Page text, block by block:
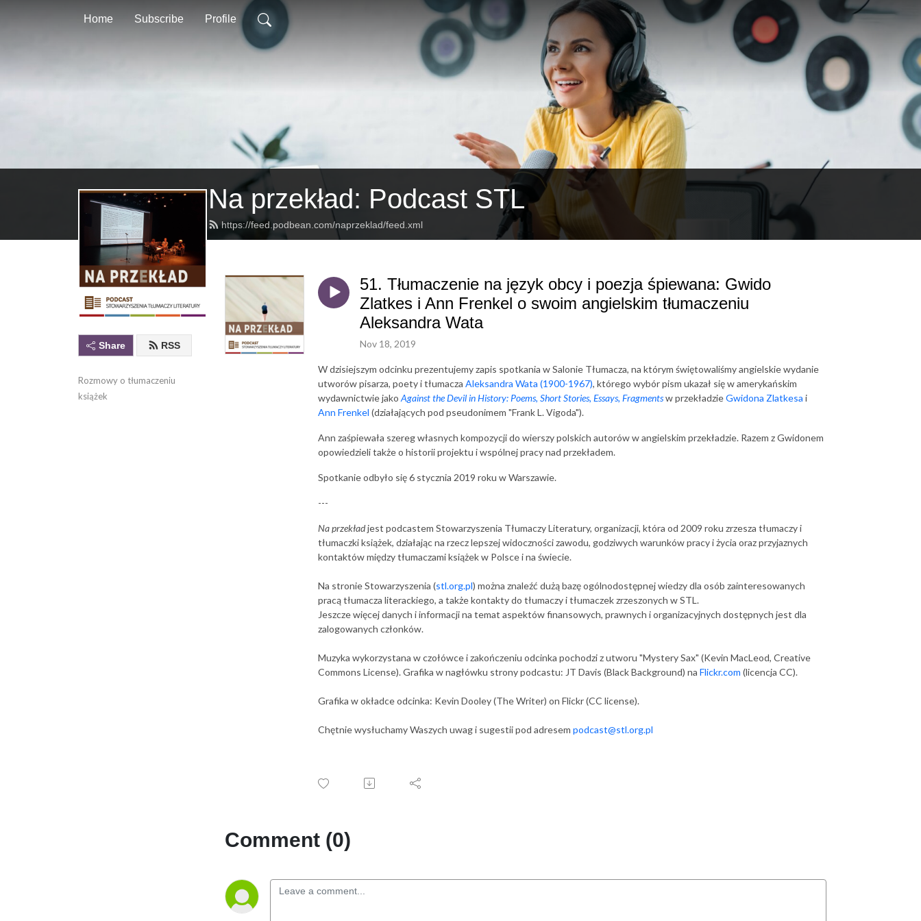
Home Subscribe Profile
Na przekład: Podcast STL
https://feed.podbean.com/naprzeklad/feed.xml
Share RSS
Rozmowy o tłumaczeniu
książek
51. Tłumaczenie na język obcy i poezja śpiewana: Gwido
Zlatkes i Ann Frenkel o swoim angielskim tłumaczeniu
Aleksandra Wata
Nov 18, 2019
W dzisiejszym odcinku prezentujemy zapis spotkania w Salonie Tłumacza, na którym świętowaliśmy angielskie wydanie
utworów pisarza, poety i tłumacza Aleksandra Wata (1900-1967), którego wybór pism ukazał się w amerykańskim
wydawnictwie jako Against the Devil in History: Poems, Short Stories, Essays, Fragmentsw przekładzieGwidona Zlatkesa i
Ann Frenkel (działających pod pseudonimem "Frank L. Vigoda").
Ann zaśpiewała szereg własnych kompozycji do wierszy polskich autorów w angielskim przekładzie. Razem z Gwidonem
opowiedzieli także o historii projektu i wspólnej pracy nad przekładem.
Spotkanie odbyło się 6 stycznia 2019 roku w Warszawie.
---
Na przekładjest podcastem Stowarzyszenia Tłumaczy Literatury, organizacji, która od 2009 roku zrzesza tłumaczy i
tłumaczki książek, działając na rzecz lepszej widoczności zawodu, godziwych warunków pracy i życia oraz przyjaznych
kontaktów między tłumaczami książek w Polsce i na świecie.
Na stronie Stowarzyszenia (stl.org.pl) można znaleźć dużą bazę ogólnodostępnej wiedzy dla osób zainteresowanych
pracą tłumacza literackiego, a także kontakty do tłumaczy i tłumaczek zrzeszonych w STL.
Jeszcze więcej danych i informacji na temat aspektów finansowych, prawnych i organizacyjnych dostępnych jest dla
zalogowanych członków.
Muzyka wykorzystana w czołówce i zakończeniu odcinka pochodzi z utworu "Mystery Sax" (Kevin MacLeod, Creative
Commons License). Grafika w nagłówku strony podcastu: JT Davis (Black Background) na Flickr.com (licencja CC).
Grafika w okładce odcinka: Kevin Dooley (The Writer) on Flickr (CC license).
Chętnie wysłuchamy Waszych uwag i sugestii pod adresem podcast@stl.org.pl
Comment (0)